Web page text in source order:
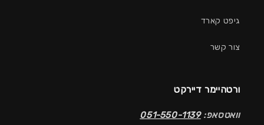
גיפט קארד
צור קשר
ורטהיימר דיירקט
וואטסאפ:051-550-1139